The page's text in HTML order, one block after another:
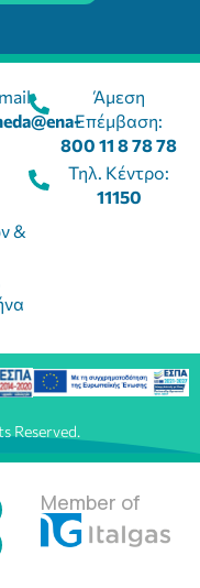
&
Άμεση
Επέμβαση:
800 11 8 78 78
Τηλ. Κέντρο:
11150
Reserved.
Member of